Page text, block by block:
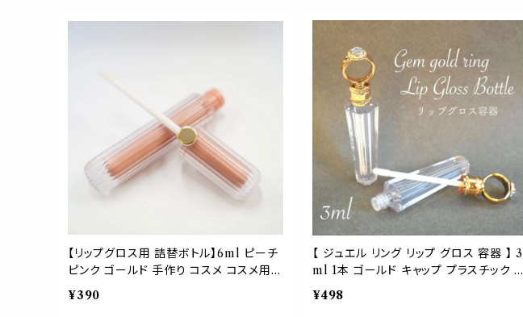
【リップグロス用 詰替ボトル】6ml ピーチ
ピンク ゴールド 手作り コスメ コスメ用
ボトル 容器 グロス リップ 材料 クラフト
容器 おしゃれ 可愛い
¥390
【 ジュエル リング リップ グロス 容器 】 3
ml 1本 ゴールド キャップ プラスチック ク
リア 詰替 ボトル メイクアップ 手作り ハ
ンドメイド オリジナル コスメ ボトル 器材
¥498